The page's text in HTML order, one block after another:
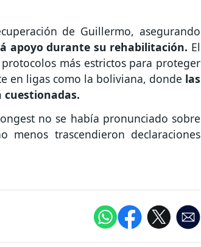
de Guillermo, asegurando
apoyo durante su rehabilitación. El
más estrictos para proteger
en ligas como la boliviana, donde las
cuestionadas.
no se había pronunciado sobre
trascendieron declaraciones